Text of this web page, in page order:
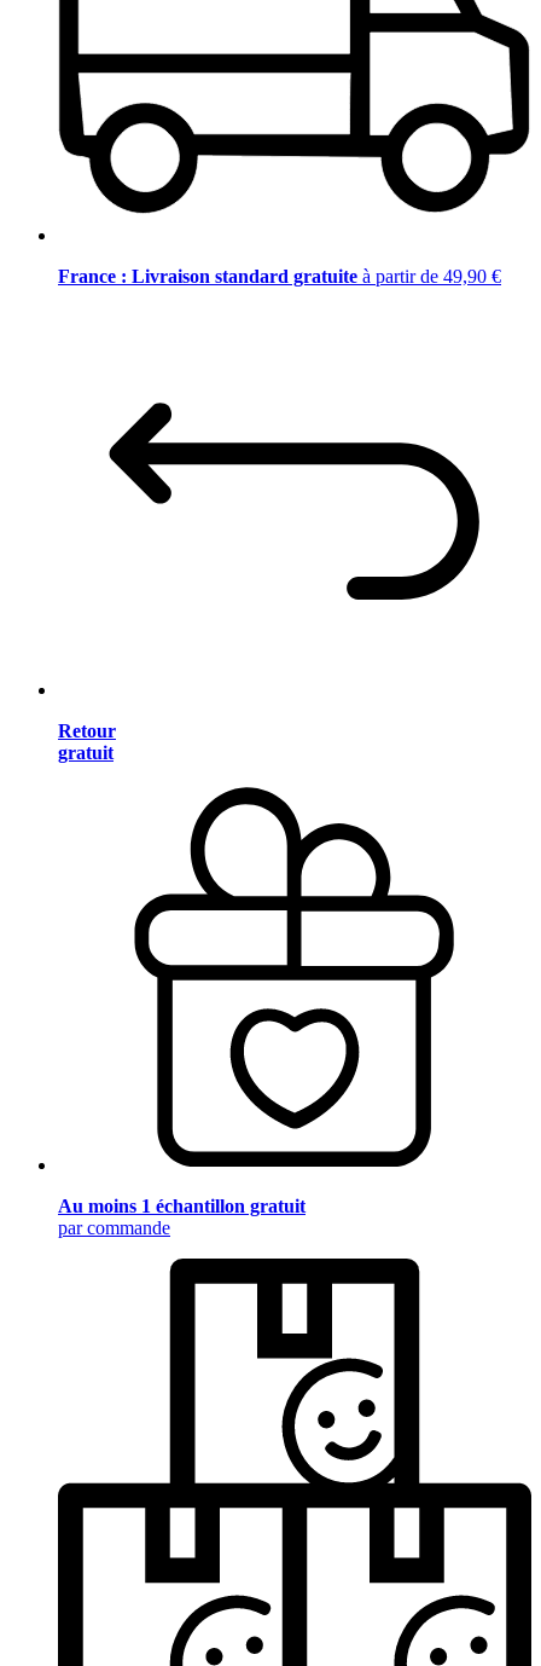
France : Livraison standard gratuite à partir de 49,90 €
Retour
gratuit
Au moins 1 échantillon gratuit
par commande